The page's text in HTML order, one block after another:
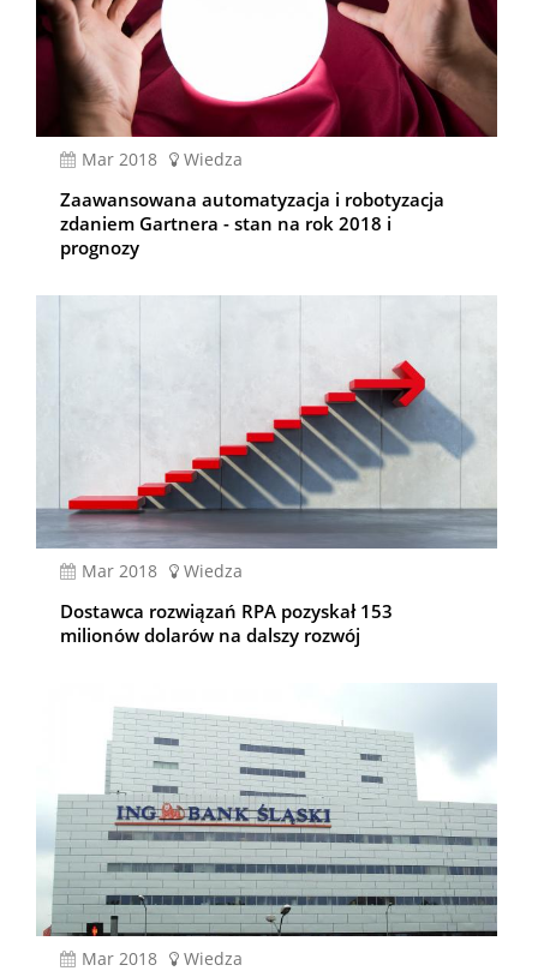
mar 2018 Wiedza
Zaawansowana automatyzacja i robotyzacja
zdaniem Gartnera - stan na rok 2018 i
prognozy
mar 2018 Wiedza
Dostawca rozwiązań RPA pozyskał 153
milionów dolarów na dalszy rozwój
mar 2018 Wiedza